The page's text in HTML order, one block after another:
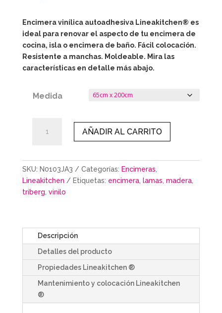
Encimera vinílica autoadhesiva Lineakitchen® es
ideal para renovar el aspecto de tu encimera de
cocina, isla o encimera de baño. Fácil colocación.
Resistente a manchas. Moldeable. Mira las
características en detalle más abajo.
Medida
cantidad
AÑADIR AL CARRITO
SKU: N0103JA3 Categorías: Encimeras
Lineakitchen
Etiquetas: encimera, lamas madera,
triberg vinilo
Descripción
Detalles del producto
Propiedades Lineakitchen ®
Mantenimiento y colocación Lineakitchen
®